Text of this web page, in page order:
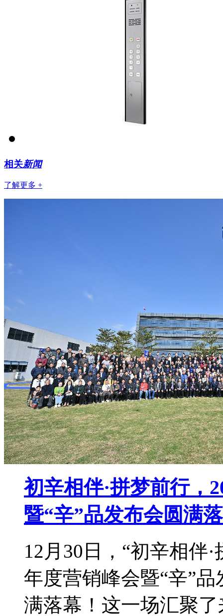
相关新闻
了解更多 +
初辛相伴·拼梦前行，
暨“辛”品发布会圆满
12月30日，“初辛相
年度营销峰会暨“辛”
满落幕！这一场汇聚